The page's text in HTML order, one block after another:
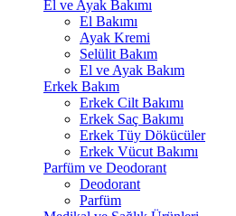
El ve Ayak Bakımı
El Bakımı
Ayak Kremi
Selülit Bakım
El ve Ayak Bakım
Erkek Bakım
Erkek Cilt Bakımı
Erkek Saç Bakımı
Erkek Tüy Dökücüler
Erkek Vücut Bakımı
Parfüm ve Deodorant
Deodorant
Parfüm